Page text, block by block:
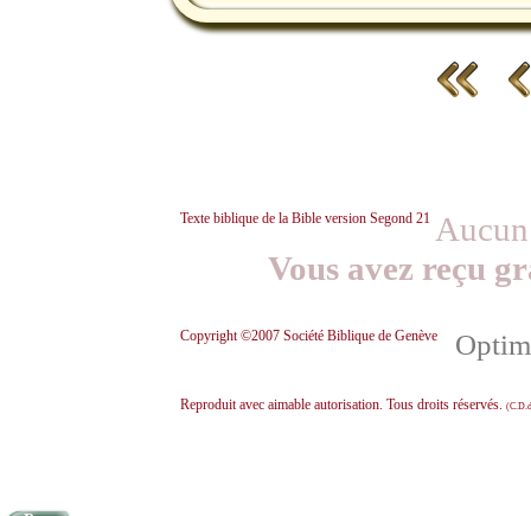
Texte biblique de la Bible version Segond 21
Vous avez reçu
Copyright ©2007 Société Biblique de Genève
Reproduit avec aimable autorisation. Tous droits réservés.